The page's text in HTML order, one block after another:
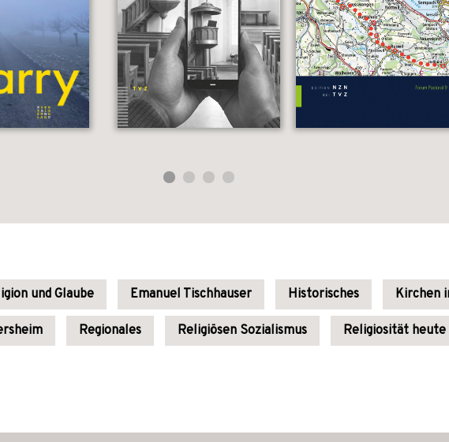
und Glaube Emanuel Tischhauser Historisches Kirchen
Regionales Religiösen Sozialismus Religiosität heute